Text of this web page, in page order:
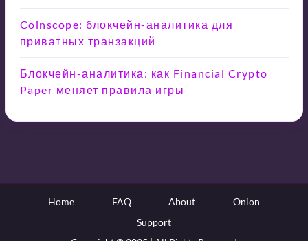
Coinscope: блокчейн-аналитика для
приватных транзакций
Блокчейн-аналитика: как Financial Crypto
Paper меняет правила игры
Home FAQ About
Onion
Support